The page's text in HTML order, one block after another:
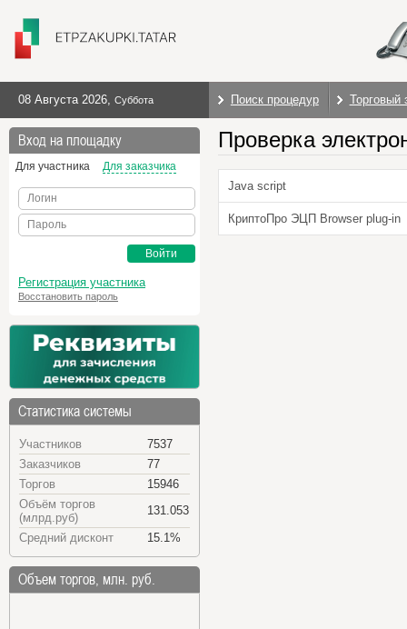
08 Августа 2026, Суббота Поиск процедур Торговый
Вход на площадку
Для участника Для заказчика
Логин
Пароль
Войти
Регистрация участника
Восстановить пароль
Статистика системы
Участников
7537
Заказчиков
77
Торгов
15946
Объём торгов
(млрд.руб)
131.053
Средний дисконт
15.1%
Объем торгов, млн. руб.
Проверка
Java script
КриптоПро ЭЦП Browser plug-in